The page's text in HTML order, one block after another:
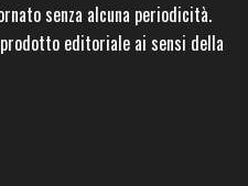
senza alcuna periodicità.
editoriale ai sensi della